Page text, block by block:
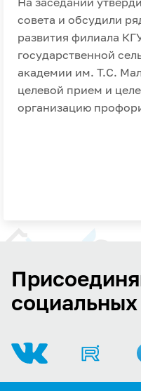
совета и обсудили
развития филиала
государственной
академии им. Т.С.
целевой прием и
организацию
социальных